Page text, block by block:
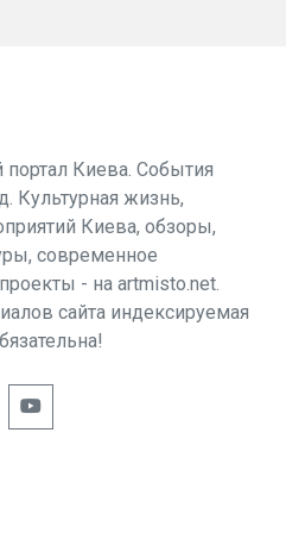
портал Киева. События
Культурная жизнь,
Киева, обзоры,
современное
- на artmisto.net.
сайта индексируемая